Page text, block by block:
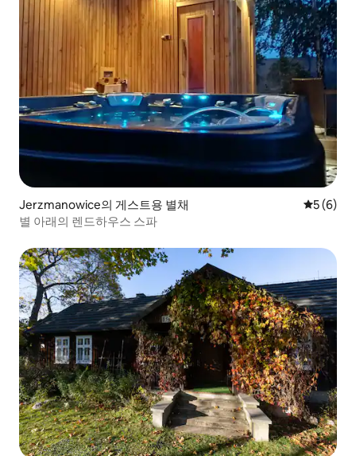
Jerzmanowice의 게스트용 별채 평점 5점
5 (6)
별 아래의 렌드하우스 스파